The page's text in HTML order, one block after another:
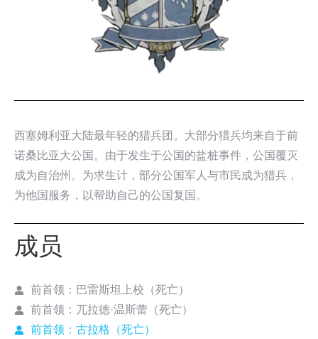
西塞姆利亚大陆最年轻的猎兵团。大部分猎兵均来自于前
诺桑比亚大公国。由于发生于公国的盐桩事件，公国覆灭
成为自治州。为求生计，部分公国军人与市民成为猎兵，
为他国服务，以帮助自己的公国复国。
成员
前首领：巴雷斯坦上校（死亡）
前首领：兀拉德·温斯蕾（死亡）
前首领：古拉格（死亡）